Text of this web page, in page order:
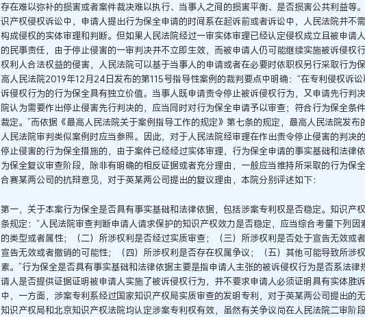
存在难以弥补的损害或者案件裁决难以执行、当事人之间的损害平衡、是否损害公共利益等
识产权侵权诉讼中，申请人提出行为保全申请的时间系在起诉前或者诉讼中，人民法院并不
构成侵权的实体审理和判断。但如果人民法院经过一审实体审理已经认定侵权成立且被申请
的民事责任，由于停止侵害的一审判决并不立即生效，而被申请人仍可能继续实施被诉侵权
权利人合法权益的侵害，人民法院可以基于当事人的申请或者在必要时依职权另行采取行为
高人民法院2019年12月24日发布的第115号指导性案例的裁判要点中明确：“在专利侵权诉
诉侵权行为的行为保全具有独立价值。当事人既申请责令停止被诉侵权行为，又申请先行判
院认为需要作出停止侵害先行判决的，应当同时对行为保全申请予以审查；符合行为保全条
裁定。”而依据《最高人民法院关于案例指导工作的规定》第七条的规定，最高人民法院发布
人民法院审判类似案例时应当参照。因此，对于人民法院经审理在作出责令停止侵害的判决
停止侵害的行为保全措施的，由于案件已经经过实体审理，行为保全申请的事实基础和法律
为保全复议审查阶段，除非有明确的相反证据或者充分理由，一般应当维持所采取的行为保
合赛某两公司的抗辩意见，对于英某两公司提出的复议理由，本院分别评述如下：
第一，关于本案行为保全是否具有事实基础和法律依据，包括涉案专利权是否稳定。知识产
条规定：“人民法院审查判断申请人请求保护的知识产权效力是否稳定，应当综合考量下列因
的类型或者属性；（二）所涉权利是否经过实质审查；（三）所涉权利是否处于宣告无效或
宣告无效或者撤销的可能性；（四）所涉权利是否存在权属争议；（五）其他可能导致所涉
素。”行为保全是否具有事实基础和法律依据主要是指申请人主张的被诉侵权行为是否系法律
请人是否提供证据证明被申请人实施了被诉侵权行为，并不要求申请人必须证明具有实体胜
中，一方面，涉案专利系经过国家知识产权局实质审查的发明专利，对于英某两公司提出的
知识产权局和北京知识产权法院均认定涉案专利权有效，虽然有关争议尚在人民法院二审阶